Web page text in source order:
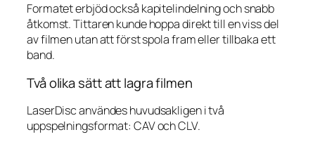
Formatet erbjöd också kapitelindelning och snabb
åtkomst. Tittaren kunde hoppa direkt till en viss del
av filmen utan att först spola fram eller tillbaka ett
band.
Två olika sätt att lagra filmen
LaserDisc användes huvudsakligen i två
uppspelningsformat: CAV och CLV.